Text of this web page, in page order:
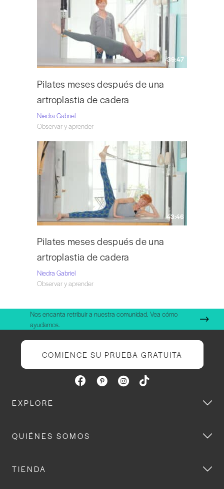
39:47
Pilates meses después de una
artroplastia de cadera
Niedra Gabriel
Observar y aprender
43:46
Pilates meses después de una
artroplastia de cadera
Niedra Gabriel
Observar y aprender
Nos encanta retribuir a nuestra comunidad. Vea cómo
ayudamos.
COMIENCE SU PRUEBA GRATUITA
EXPLORE
QUIÉNES SOMOS
TIENDA